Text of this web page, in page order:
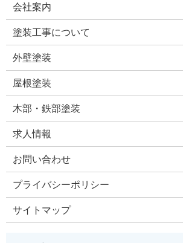
会社案内
塗装工事について
外壁塗装
屋根塗装
木部・鉄部塗装
求人情報
お問い合わせ
プライバシーポリシー
サイトマップ